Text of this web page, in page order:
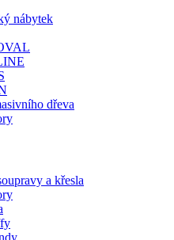
nábytek
dřeva
a křesla